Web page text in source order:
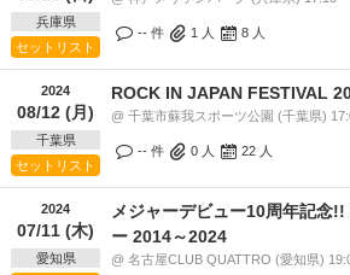
兵庫県
セットリスト
-- 件 1 人 8 人
2024
08/12 (月)
千葉県
セットリスト
ROCK IN JAPAN FESTIVAL
@ 千葉市蘇我スポーツ公園 (千葉県)
-- 件 0 人 22 人
2024
07/11 (木)
愛知県
メジャーデビュー10周年記念
ー 2014～2024
@ 名古屋CLUB QUATTRO (愛知県)